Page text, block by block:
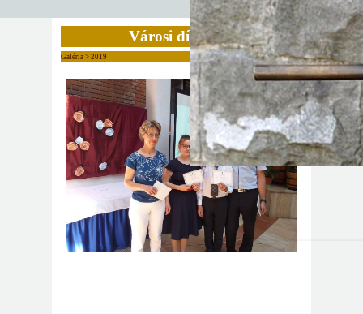
Városi díjátadó
Galéria > 2019